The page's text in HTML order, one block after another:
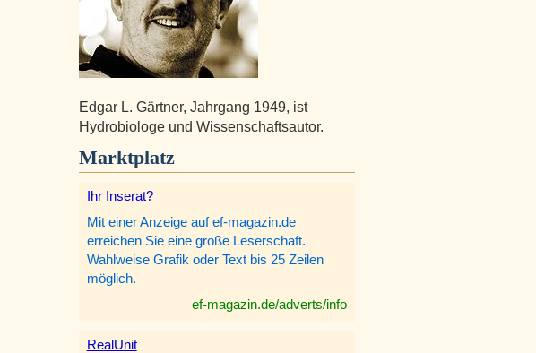
Edgar L. Gärtner, Jahrgang 1949, ist
Hydrobiologe und Wissenschaftsautor.
Marktplatz
Ihr Inserat?
Mit einer Anzeige auf ef-magazin.de
erreichen Sie eine große Leserschaft.
Wahlweise Grafik oder Text bis 25 Zeilen
möglich.
ef-magazin.de/adverts/info
RealUnit